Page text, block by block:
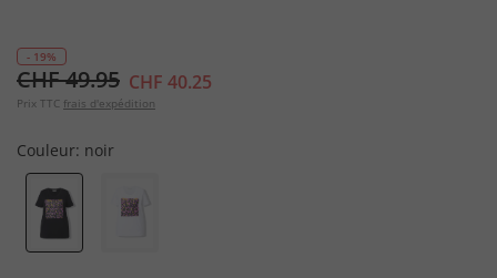
- 19%
CHF 49.95 CHF 40.25
Prix TTC frais d'expédition
Couleur: noir